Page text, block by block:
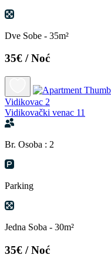
Dve Sobe - 35m²
35€ / Noć
Vidikovac 2
Vidikovački venac 11
Br. Osoba : 2
Parking
Jedna Soba - 30m²
35€ / Noć